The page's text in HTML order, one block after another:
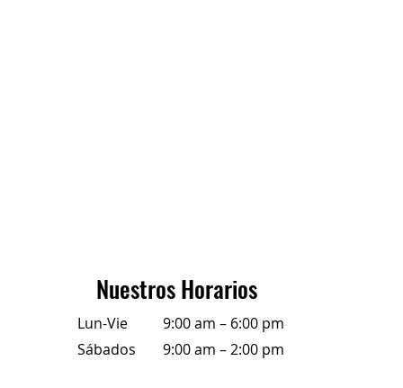
Nuestros Horarios
Lun-Vie
9:00 am – 6:00 pm
Sábados
9:00 am – 2:00 pm